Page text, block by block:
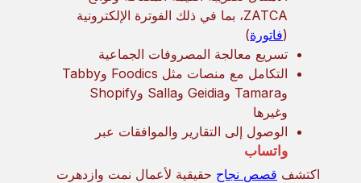
ZATCA، بما في ذلك الفوترة الإلكترونية
(فاتورة)
تسريع معالجة المصروفات الجماعية
التكامل مع منصات مثل Foodics وTabby
وTamara وGeidia وSalla وShopify
وغيرها
الوصول إلى التقارير والموافقات عبر
واتساب
اكتشف قصص نجاح حقيقية لأعمال نمت وازدهرت